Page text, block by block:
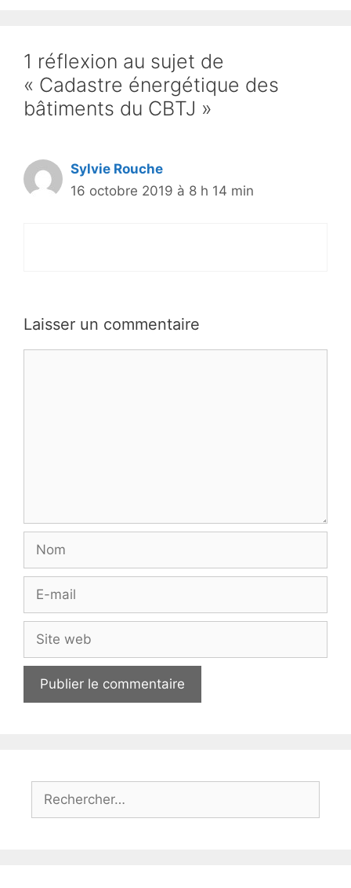
1 réflexion au sujet de
« Cadastre énergétique des
bâtiments du CBTJ »
Sylvie Rouche
16 octobre 2019 à 8 h 14 min
Laisser un commentaire
Nom
Site
web
Rechercher :